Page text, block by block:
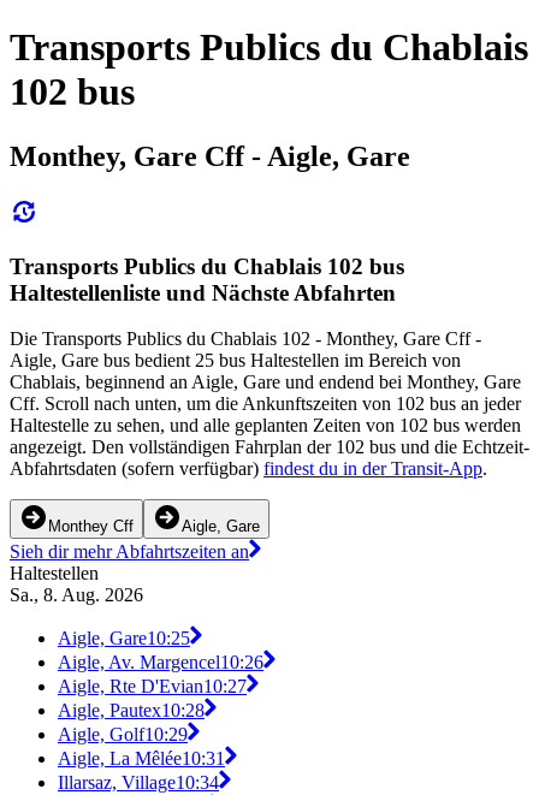
Transports Publics du Chablais
102 bus
Monthey, Gare Cff - Aigle, Gare
Transports Publics du Chablais 102 bus
Haltestellenliste und Nächste Abfahrten
Die Transports Publics du Chablais 102 - Monthey, Gare Cff -
Aigle, Gare bus bedient 25 bus Haltestellen im Bereich von
Chablais, beginnend an Aigle, Gare und endend bei Monthey, Gare
Cff. Scroll nach unten, um die Ankunftszeiten von 102 bus an jeder
Haltestelle zu sehen, und alle geplanten Zeiten von 102 bus werden
angezeigt. Den vollständigen Fahrplan der 102 bus und die Echtzeit-
Abfahrtsdaten (sofern verfügbar) findest du in der Transit-App.
Monthey Cff Aigle, Gare
Sieh dir mehr Abfahrtszeiten an
Haltestellen
Sa., 8. Aug. 2026
Aigle, Gare10:25
Aigle, Av. Margencel10:26
Aigle, Rte D'Evian10:27
Aigle, Pautex10:28
Aigle, Golf10:29
Aigle, La Mêlée10:31
Illarsaz, Village10:34